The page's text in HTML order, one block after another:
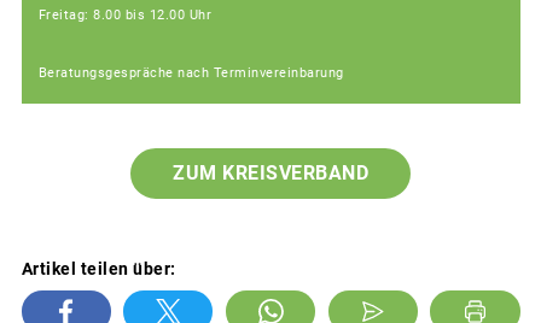
Freitag: 8.00 bis 12.00 Uhr
Beratungsgespräche nach Terminvereinbarung
ZUM KREISVERBAND
Artikel teilen über: